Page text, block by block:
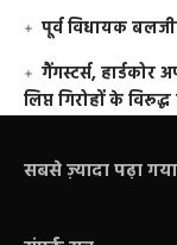
पूर्व विधायक
गैंगस्टर्स,
लिप्त गिरोहों के
सबसे ज़्यादा पढ़ा गया